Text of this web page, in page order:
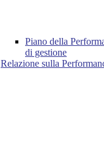
Piano della
di gestione
Relazione sulla